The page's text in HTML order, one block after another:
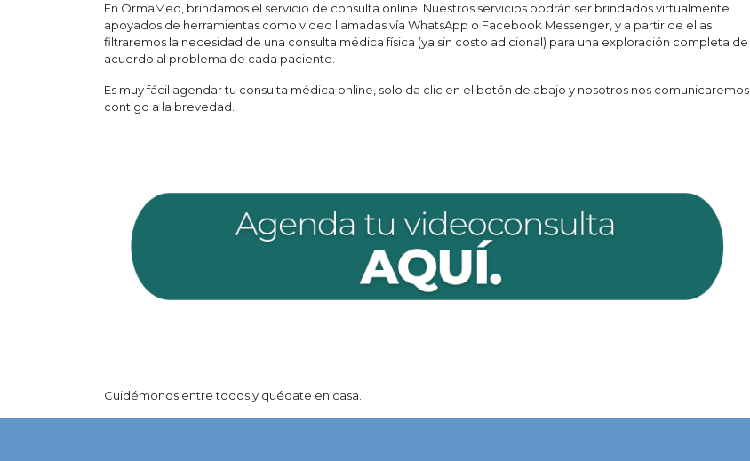
En OrmaMed, brindamos el servicio de consulta online. Nuestros servicios podrán ser brindados virtualmente
apoyados de herramientas como video llamadas vía WhatsApp o Facebook Messenger, y a partir de ellas
filtraremos la necesidad de una consulta médica física (ya sin costo adicional) para una exploración completa de
acuerdo al problema de cada paciente.
Es muy fácil agendar tu consulta médica online, solo da clic en el botón de abajo y nosotros nos comunicaremos
contigo a la brevedad.
Cuidémonos entre todos y quédate en casa.